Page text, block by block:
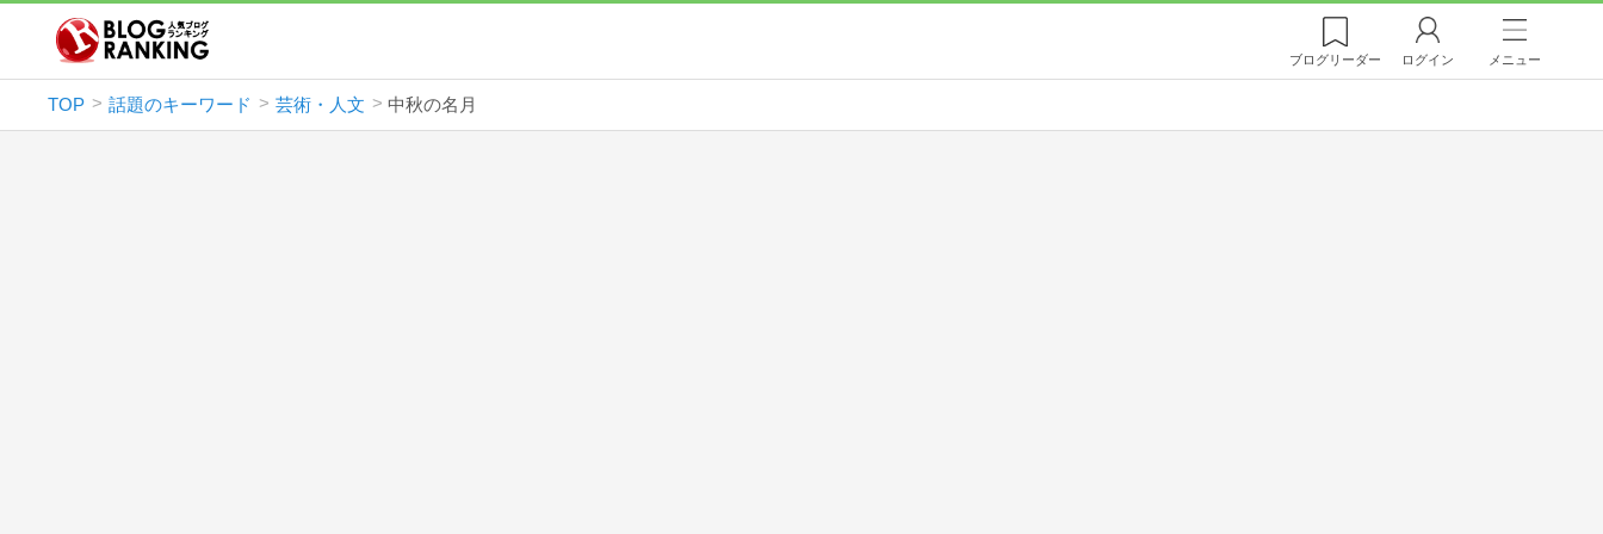
ブログリーダー ログイン メニュー
TOP 話題のキーワード 芸術・人文 中秋の名月